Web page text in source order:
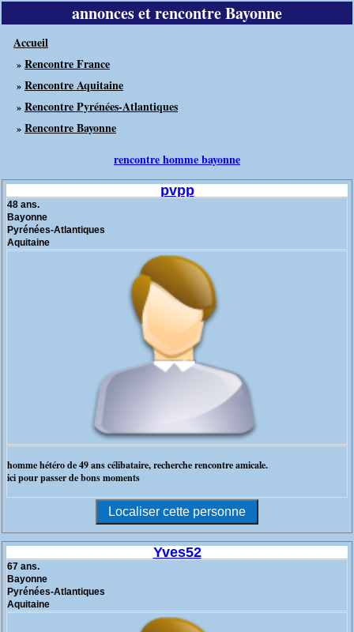
annonces et rencontre Bayonne
Accueil
» Rencontre France
» Rencontre Aquitaine
» Rencontre Pyrénées-Atlantiques
» Rencontre Bayonne
rencontre homme bayonne
pvpp
48 ans.
Bayonne
Pyrénées-Atlantiques
Aquitaine
homme hétéro de 49 ans célibataire, recherche rencontre amicale.
ici pour passer de bons moments
Yves52
67 ans.
Bayonne
Pyrénées-Atlantiques
Aquitaine